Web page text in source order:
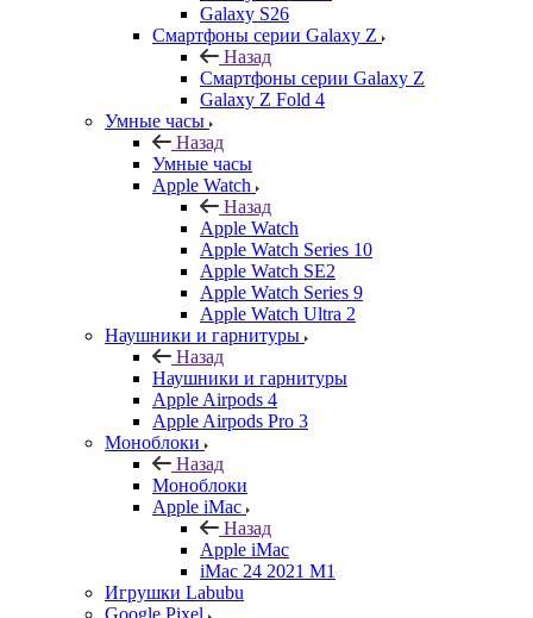
Galaxy S26
Смартфоны серии Galaxy Z
Назад
Смартфоны серии Galaxy Z
Galaxy Z Fold 4
Умные часы
Назад
Умные часы
Apple Watch
Назад
Apple Watch
Apple Watch Series 10
Apple Watch SE2
Apple Watch Series 9
Apple Watch Ultra 2
Наушники и гарнитуры
Назад
Наушники и гарнитуры
Apple Airpods 4
Apple Airpods Pro 3
Моноблоки
Назад
Моноблоки
Apple iMac
Назад
Apple iMac
iMac 24 2021 M1
Игрушки Labubu
Google Pixel